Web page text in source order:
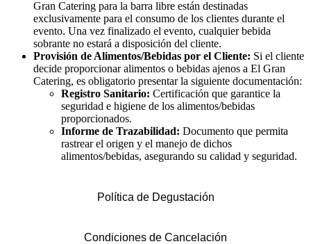
Política de Degustación
Condiciones de Cancelación
Gran Catering para la barra libre están destinadas
exclusivamente para el consumo de los clientes durante el
evento. Una vez finalizado el evento, cualquier bebida
sobrante no estará a disposición del cliente.
Provisión de Alimentos/Bebidas por el Cliente: Si el cliente
decide proporcionar alimentos o bebidas ajenos a El Gran
Catering, es obligatorio presentar la siguiente documentación:
Registro Sanitario: Certificación que garantice la
seguridad e higiene de los alimentos/bebidas
proporcionados.
Informe de Trazabilidad: Documento que permita
rastrear el origen y el manejo de dichos
alimentos/bebidas, asegurando su calidad y seguridad.